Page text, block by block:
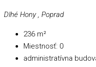
Dlhé Hony , Poprad
236 m²
Miestnosť: 0
administratívna